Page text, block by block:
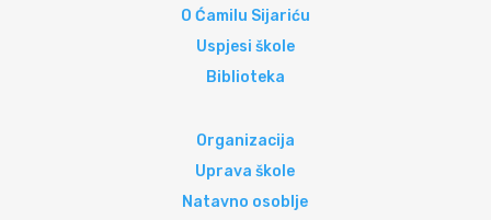
O Ćamilu Sijariću
Uspjesi škole
Biblioteka
Organizacija
Uprava škole
Natavno osoblje